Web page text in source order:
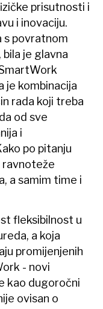
prisutnosti i
i inovaciju.
s povratnom
je glavna
je kombinacija
rada koji treba
od sve
i
po pitanju
ravnoteže
a samim time i
fleksibilnost u
a koja
promijenjenih
- novi
kao dugoročni
ovisan o